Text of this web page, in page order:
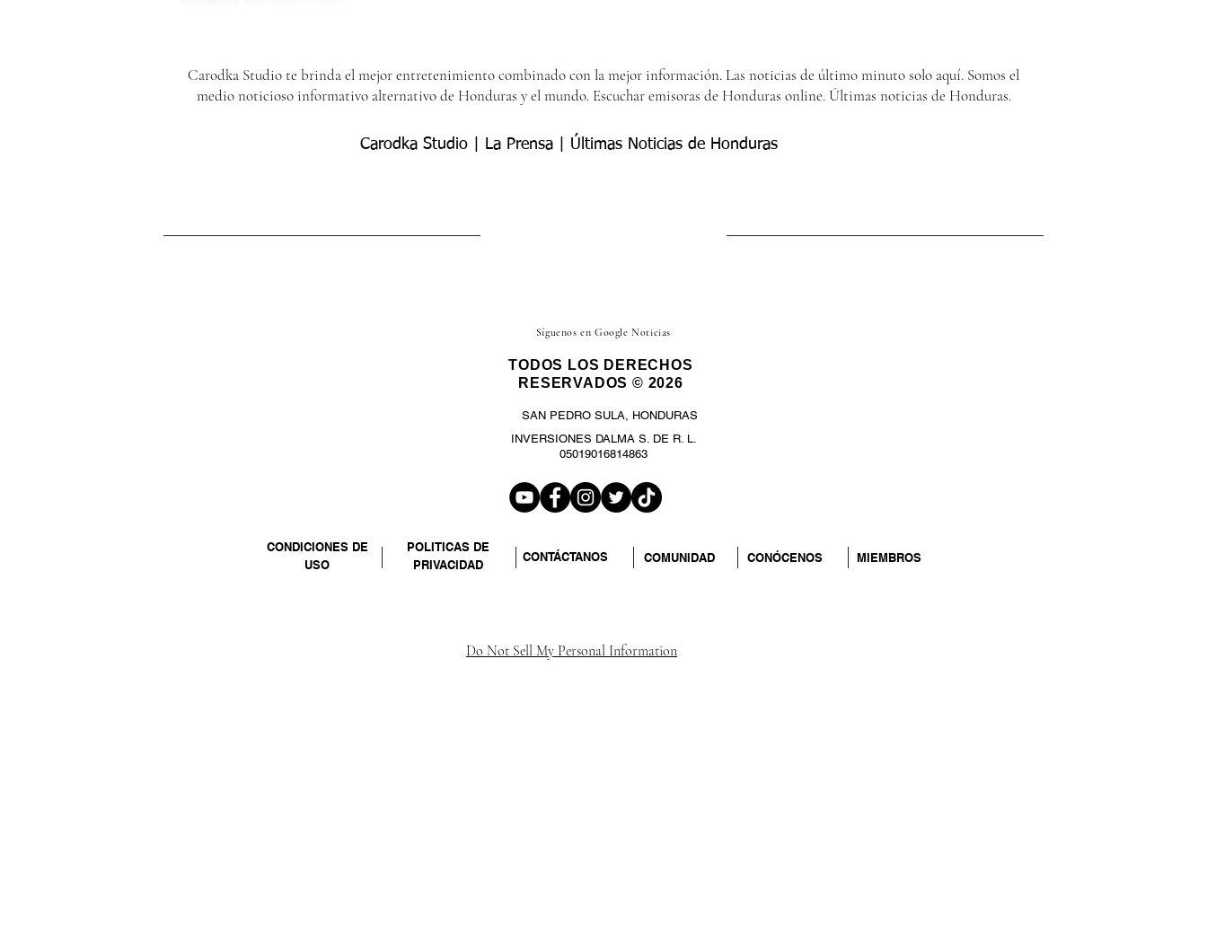
Carodka Studio te brinda el mejor entretenimiento combinado con la mejor información. Las noticias de último minuto solo aquí. Somos el
medio noticioso informativo alternativo de Honduras y el mundo. Escuchar emisoras de Honduras online. Últimas noticias de Honduras.
Carodka Studio | La Prensa | Últimas Noticias de Honduras
Síguenos en Google Noticias
TODOS LOS DERECHOS
RESERVADOS © 2026
SAN PEDRO SULA, HONDURAS
INVERSIONES DALMA S. DE R. L.
05019016814863
CONDICIONES DE
USO
POLITICAS DE
PRIVACIDAD
CONTÁCTANOS COMUNIDAD CONÓCENOS MIEMBROS
Do Not Sell My Personal Information